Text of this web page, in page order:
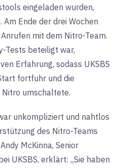
eingeladen wurden,
Ende der drei Wochen
mit dem Nitro-Team.
Tests beteiligt war,
Erfahrung, sodass UKSBS
fortfuhr und die
umschaltete.
unkompliziert und nahtlos
des Nitro-Teams
McKinna, Senior
UKSBS, erklärt: „Sie haben